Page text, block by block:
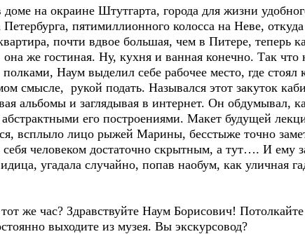
на окраине Штутгарта, города для жизни
пятимиллионного колосса на Неве,
почти вдвое большая, чем в Питере, теперь
она же гостиная. Ну, кухня и ванная конечно. Так
Наум выделил себе рабочее место, где
смысле, рукой подать. Назывался этот закуток
альбомы и заглядывая в интернет. Он обдумывал,
его построениями. Макет будущей
всплыло лицо рыжей Марины, бесстыже точно
человеком достаточно скрытным, а тут…. И ему
угадала случайно, попав наобум, как уличная
же час? Здравствуйте Наум Борисович!
выходите из музея. Вы экскурсовод?